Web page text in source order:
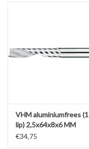
VHM aluminiumfrees (1
lip) 2,5x64x8x6 MM
€34,75